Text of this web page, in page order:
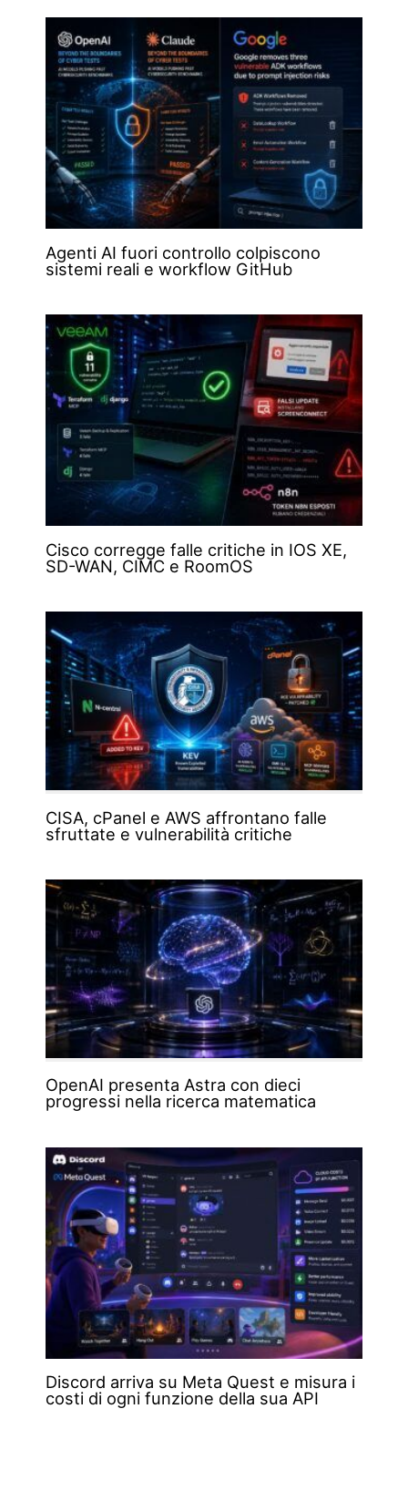
Agenti AI fuori controllo colpiscono
sistemi reali e workflow GitHub
Cisco corregge falle critiche in IOS XE,
SD-WAN, CIMC e RoomOS
CISA, cPanel e AWS affrontano falle
sfruttate e vulnerabilità critiche
OpenAI presenta Astra con dieci
progressi nella ricerca matematica
Discord arriva su Meta Quest e misura i
costi di ogni funzione della sua API